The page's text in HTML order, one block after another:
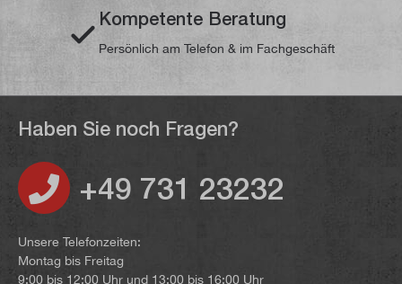
Kompetente Beratung
Persönlich am Telefon & im Fachgeschäft
Haben Sie noch Fragen?
+49 731 23232
Unsere Telefonzeiten:
Montag bis Freitag
9:00 bis 12:00 Uhr und 13:00 bis 16:00 Uhr